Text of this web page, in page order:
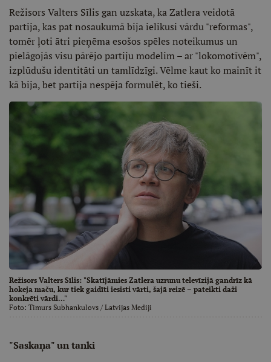
Režisors Valters Sīlis gan uzskata, ka Zatlera veidotā
partija, kas pat nosaukumā bija ielikusi vārdu "reformas",
tomēr ļoti ātri pieņēma esošos spēles noteikumus un
pielāgojās visu pārējo partiju modelim – ar "lokomotīvēm",
izplūdušu identitāti un tamlīdzīgi. Vēlme kaut ko mainīt it
kā bija, bet partija nespēja formulēt, ko tieši.
Režisors Valters Sīlis: "Skatījāmies Zatlera uzrunu televīzijā gandrīz kā
hokeja maču, kur tiek gaidīti iesisti vārti, šajā reizē – pateikti daži
konkrēti vārdi…"
Foto: Timurs Subhankulovs / Latvijas Mediji
"Saskaņa" un tanki